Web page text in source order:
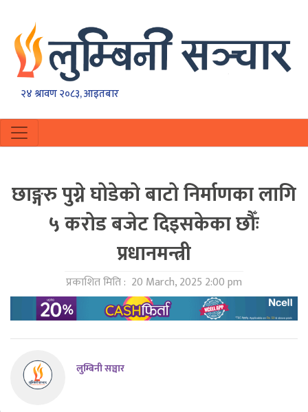
२४ श्रावण २०८३, आइतबार
छाङ्गरु पुग्ने घोडेको बाटो निर्माणका लागि
५ करोड बजेट दिइसकेका छौँः
प्रधानमन्त्री
प्रकाशित मिति : 20 March, 2025 2:00 pm
लुम्बिनी सञ्चार